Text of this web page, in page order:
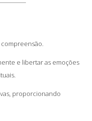
e libertar as emoções
proporcionando